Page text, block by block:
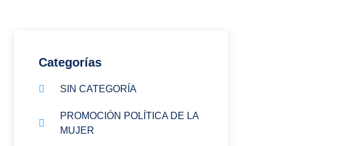
Categorías
SIN CATEGORÍA
PROMOCIÓN POLÍTICA DE LA
MUJER